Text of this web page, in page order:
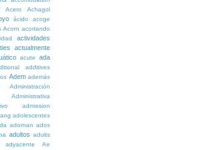
Acero Achagol
ácido
acoge
Acorn acortando
actividades
actualmente
acute ada
additives
Adem además
Administración
Administrativa
admission
adolescentes
adornan ados
adultos adults
adyacente
Ae